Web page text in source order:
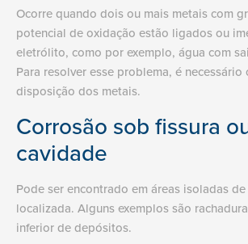
Ocorre quando dois ou mais metais com
potencial de oxidação estão ligados ou
eletrólito, como por exemplo, água com
Para resolver esse problema, é necessário
disposição dos metais.
Corrosão sob fissura
cavidade
Pode ser encontrado em áreas isoladas
localizada. Alguns exemplos são
inferior de depósitos.